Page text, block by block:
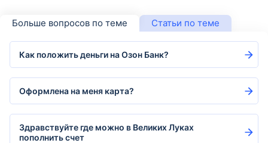
Больше вопросов по теме Статьи по теме
Как положить деньги на Озон Банк?
Оформлена на меня карта?
Здравствуйте где можно в Великих Луках
пополнить счет